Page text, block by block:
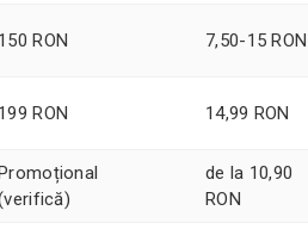
150 RON 7,50-15 RON
199 RON 14,99 RON
de la 10,90
RON